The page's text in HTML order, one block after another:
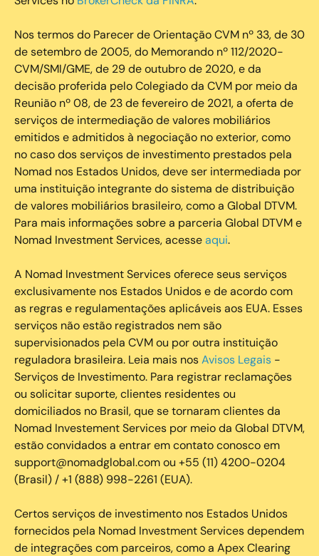
Nos termos do Parecer de Orientação CVM nº 33, de 30
de setembro de 2005, do Memorando nº 112/2020-
CVM/SMI/GME, de 29 de outubro de 2020, e da
decisão proferida pelo Colegiado da CVM por meio da
Reunião nº 08, de 23 de fevereiro de 2021, a oferta de
serviços de intermediação de valores mobiliários
emitidos e admitidos à negociação no exterior, como
no caso dos serviços de investimento prestados pela
Nomad nos Estados Unidos, deve ser intermediada por
uma instituição integrante do sistema de distribuição
de valores mobiliários brasileiro, como a Global DTVM.
Para mais informações sobre a parceria Global DTVM e
Nomad Investment Services, acesseaqui.
A Nomad Investment Services oferece seus serviços
exclusivamente nos Estados Unidos e de acordo com
as regras e regulamentações aplicáveis aos EUA. Esses
serviços não estão registrados nem são
supervisionados pela CVM ou por outra instituição
reguladora brasileira. Leia mais nosAvisos Legais -
Serviços de Investimento. Para registrar reclamações
ou solicitar suporte, clientes residentes ou
domiciliados no Brasil, que se tornaram clientes da
Nomad Investement Services por meio da Global DTVM,
estão convidados a entrar em contato conosco em
support@nomadglobal.com ou +55 (11) 4200-0204
(Brasil) / +1 (888) 998-2261 (EUA).
Certos serviços de investimento nos Estados Unidos
fornecidos pela Nomad Investment Services dependem
de integrações com parceiros, como a Apex Clearing